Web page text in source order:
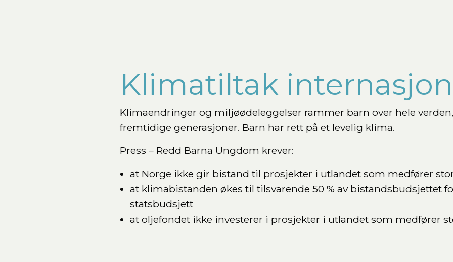
Klimatiltak
Klimaendringer og miljøødeleggelser rammer barn over hele
fremtidige generasjoner. Barn har rett på et levelig klima.
Press – Redd Barna Ungdom krever:
at Norge ikke gir bistand til prosjekter i utlandet som medfører
at klimabistanden økes til tilsvarende 50 % av bistandsbudsjettet
statsbudsjett
at oljefondet ikke investerer i prosjekter i utlandet som medfører